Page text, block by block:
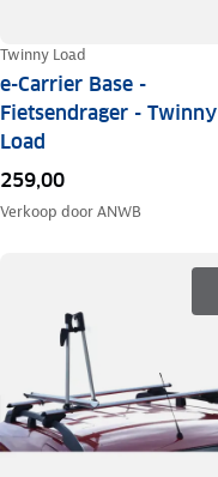
Twinny Load
e-Carrier Base -
Fietsendrager - Twinny
Load
259,00
Verkoop doorANWB